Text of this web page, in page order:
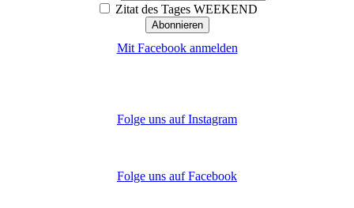
Zitat des Tages WEEKEND
Mit Facebook anmelden
Folge uns auf Instagram
Folge uns auf Facebook